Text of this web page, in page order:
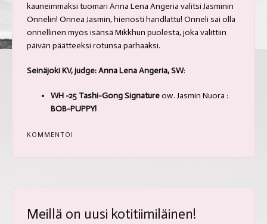
kauneimmaksi tuomari Anna Lena Angeria valitsi Jasminin
Onnelin! Onnea Jasmin, hienosti handlattu! Onneli sai olla
onnellinen myös isänsä Mikkhun puolesta, joka valittiin
päivän päätteeksi rotunsa parhaaksi.
Seinäjoki KV, judge: Anna Lena Angeria, SW:
WH -25 Tashi-Gong Signatureow. Jasmin Nuora :
BOB-PUPPY!
KOMMENTOI
Meillä on uusi kotitiimiläinen!